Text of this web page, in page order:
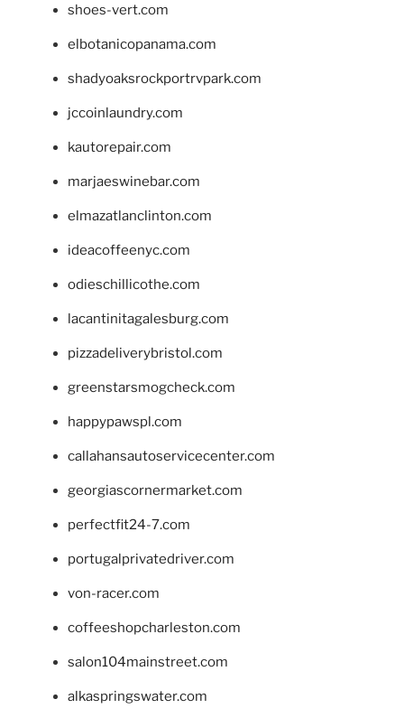
shoes-vert.com
elbotanicopanama.com
shadyoaksrockportrvpark.com
jccoinlaundry.com
kautorepair.com
marjaeswinebar.com
elmazatlanclinton.com
ideacoffeenyc.com
odieschillicothe.com
lacantinitagalesburg.com
pizzadeliverybristol.com
greenstarsmogcheck.com
happypawspl.com
callahansautoservicecenter.com
georgiascornermarket.com
perfectfit24-7.com
portugalprivatedriver.com
von-racer.com
coffeeshopcharleston.com
salon104mainstreet.com
alkaspringswater.com